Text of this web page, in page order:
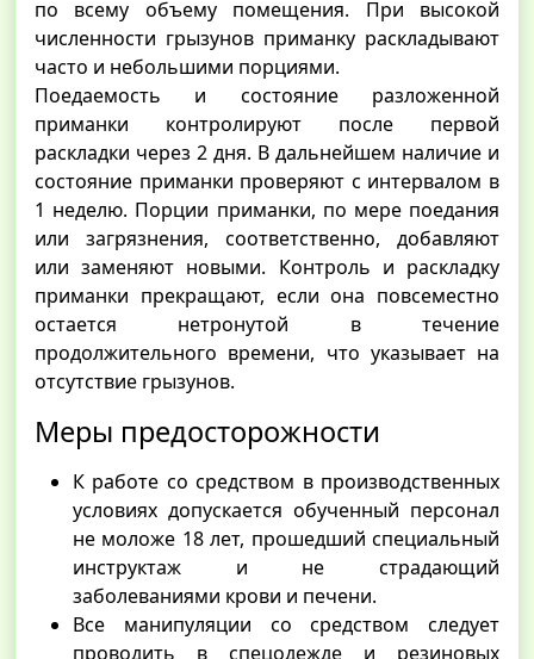
по всему объему помещения. При высокой
численности грызунов приманку раскладывают
часто и небольшими порциями.
Поедаемость и состояние разложенной
приманки контролируют после первой
раскладки через 2 дня. В дальнейшем наличие и
состояние приманки проверяют с интервалом в
1 неделю. Порции приманки, по мере поедания
или загрязнения, соответственно, добавляют
или заменяют новыми. Контроль и раскладку
приманки прекращают, если она повсеместно
остается нетронутой в течение
продолжительного времени, что указывает на
отсутствие грызунов.
Меры предосторожности
К работе со средством в производственных
условиях допускается обученный персонал
не моложе 18 лет, прошедший специальный
инструктаж и не страдающий
заболеваниями крови и печени.
Все манипуляции со средством следует
проводить в спецодежде и резиновых